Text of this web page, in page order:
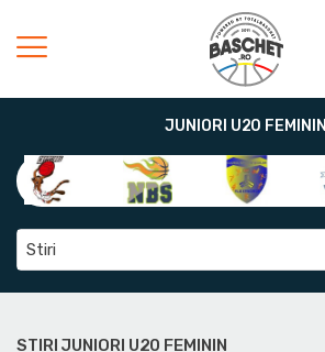
JUNIORI U20 FEMININ
Stiri
STIRI JUNIORI U20 FEMININ